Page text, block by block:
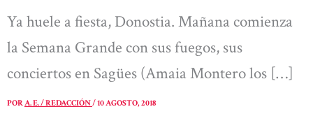
Ya huele a fiesta, Donostia. Mañana comienza
la Semana Grande con sus fuegos, sus
conciertos en Sagües (Amaia Montero los […]
PORA. E. / REDACCIÓN/10 AGOSTO, 2018